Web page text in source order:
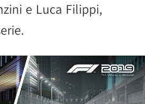
e Luca Filippi,